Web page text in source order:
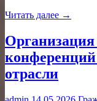
Читать далее →
конференций
отрасли